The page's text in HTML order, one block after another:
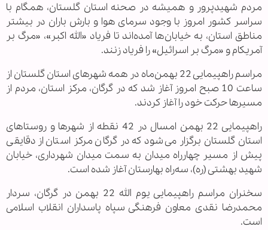
مردم شهیدپرور و همیشه در صحنه استان گلستان، همگام با
سراسر کشور امروز با وجود سرمای هوا و بارش باران در بیشتر
مناطق استان، به خیابان‌ها آمده‌اند تا فریاد «الله اکبر»، «مرگ بر
آمریکام و «مرگ بر اسرائیل» را فریاد زنند.
مراسم راهپیمایی 22 بهمن‌ماه در همه شهرهای استان گلستان از
ساعت 10 صبح امروز آغاز شد که در گرگان، مرکز استان، مردم از
مسیرها حرکت خود را آغاز کردند.
‌راهپیمایی 22 بهمن امسال در 42 نقطه از شهرها و روستاهای
استان گلستان برگزار می‌شود که در گرگان مرکز استان از دقایقی
پیش از مسیر چهارراه میدان به سمت میدان شهرداری، خیابان
شهید بهشتی (ره)، سه‌راه بهارستان آغاز شده است.
سخنران مراسم راهپیمایی یوم الله 22 بهمن در گرگان، سردار
محمدرضا نقدی معاون فرهنگی سپاه پاسداران انقلاب اسلامی
است.